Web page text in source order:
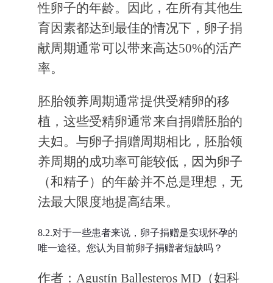
性卵子的年龄。因此，在所有其他生
育因素都达到最佳的情况下，卵子捐
献周期通常可以带来高达50%的活产
率。
胚胎领养周期通常提供受精卵的移
植，这些受精卵通常来自捐赠胚胎的
夫妇。与卵子捐赠周期相比，胚胎领
养周期的成功率可能较低，因为卵子
（和精子）的年龄并不总是理想，无
法最大限度地提高结果。
8.2.对于一些患者来说，卵子捐赠是实现怀孕的
唯一途径。您认为目前卵子捐赠者短缺吗？
作者：Agustín Ballesteros MD（妇科